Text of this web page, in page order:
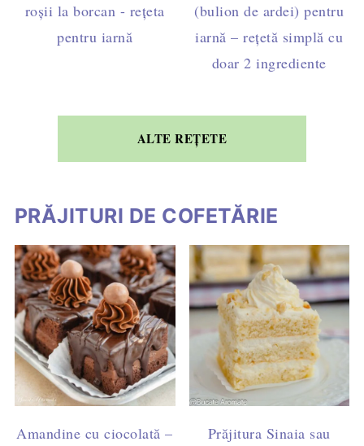
roșii la borcan - rețeta
pentru iarnă
(bulion de ardei) pentru
iarnă – rețetă simplă cu
doar 2 ingrediente
ALTE REȚETE
PRĂJITURI DE COFETĂRIE
Amandine cu ciocolată –
Prăjitura Sinaia sau